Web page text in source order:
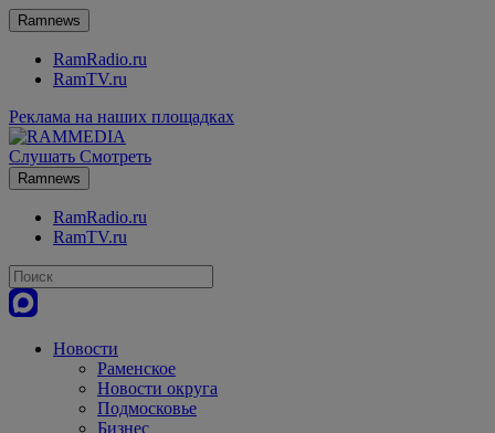
Ramnews
RamRadio.ru
RamTV.ru
Реклама на наших площадках
Слушать Смотреть
Ramnews
RamRadio.ru
RamTV.ru
Новости
Раменское
Новости округа
Подмосковье
Бизнес